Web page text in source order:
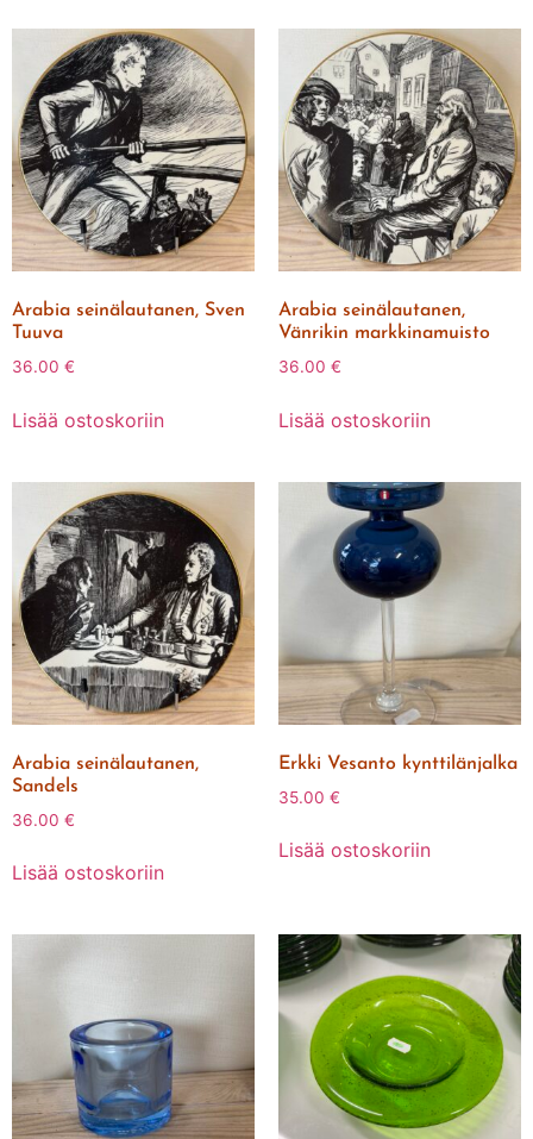
Arabia seinälautanen, Sven
Tuuva
36.00 €
Lisää ostoskoriin
Arabia seinälautanen,
Vänrikin markkinamuisto
36.00 €
Lisää ostoskoriin
Arabia seinälautanen,
Sandels
36.00 €
Lisää ostoskoriin
Erkki Vesanto kynttilänjalka
35.00 €
Lisää ostoskoriin